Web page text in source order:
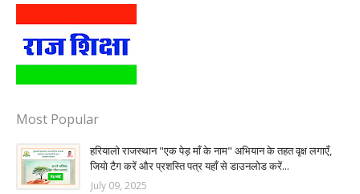
Most Popular
हरियालो राजस्थान "एक पेड़ माँ के नाम" अभियान के तहत वृक्ष लगाएँ,
जियो टैग करें और प्रशस्ति पत्र यहाँ से डाउनलोड करें...
July 09, 2025